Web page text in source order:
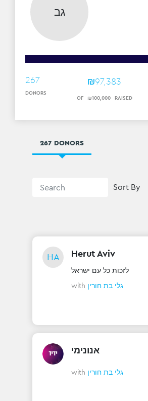
גב
267
DONORS
₪97,383
OF ₪100,000 RAISED
267 DONORS
Sort By
HA Herut Aviv
לזכות כל עם ישראל
with גלי בת חורין
אנונימי
with גלי בת חורין